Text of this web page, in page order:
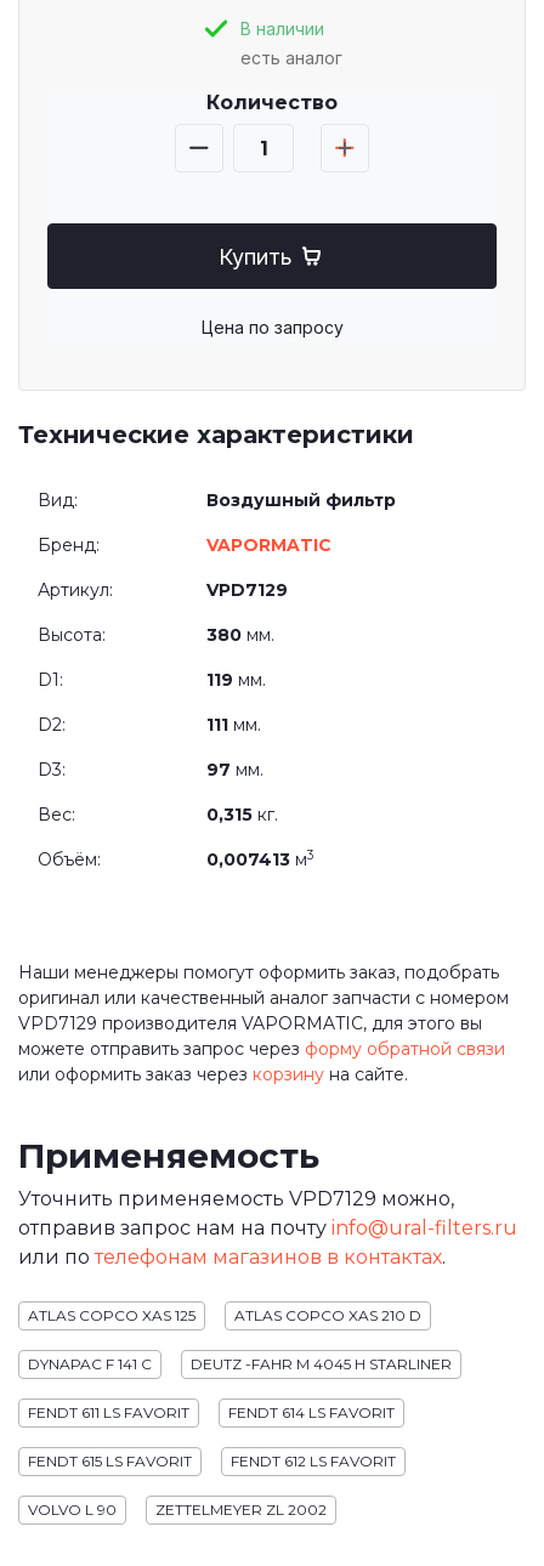
В наличии
есть аналог
Количество
Купить
Цена по запросу
Технические характеристики
Вид: Воздушный фильтр
Бренд: VAPORMATIC
Артикул: VPD7129
Высота: 380 мм.
D1: 119 мм.
D2: 111 мм.
D3: 97 мм.
Вес: 0,315 кг.
Объём: 0,007413 м3
Наши менеджеры помогут оформить заказ, подобрать
оригинал или качественный аналог запчасти с номером
VPD7129 производителя VAPORMATIC, для этого вы
можете отправить запрос через форму обратной связи
или оформить заказ через корзину на сайте.
Применяемость
Уточнить применяемость VPD7129 можно,
отправив запрос нам на почту info@ural-filters.ru
или потелефонам магазинов в контактах.
ATLAS COPCO XAS 125 ATLAS COPCO XAS 210 D
DYNAPAC F 141 C DEUTZ -FAHR M 4045 H STARLINER
FENDT 611 LS FAVORIT FENDT 614 LS FAVORIT
FENDT 615 LS FAVORIT FENDT 612 LS FAVORIT
VOLVO L 90 ZETTELMEYER ZL 2002